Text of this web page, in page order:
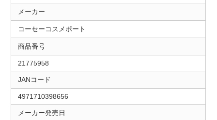
メーカー
コーセーコスメポート
商品番号
21775958
JANコード
4971710398656
メーカー発売日